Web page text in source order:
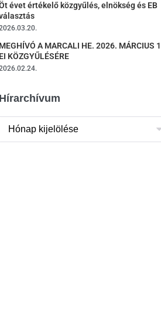
évet értékelő közgyűlés, elnökség és EB
MEGHÍVÓ A MARCALI HE. 2026. MÁRCIUS
EI KÖZGYŰLÉSÉRE
Hírarchívum